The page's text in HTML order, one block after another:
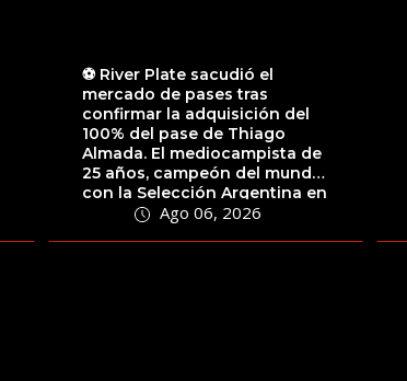
⚽️ River Plate sacudió el
mercado de pases tras
confirmar la adquisición del
100% del pase de Thiago
Almada. El mediocampista de
25 años, campeón del mundo
con la Selección Argentina en
Qatar 2022,...Ago 06, 2026